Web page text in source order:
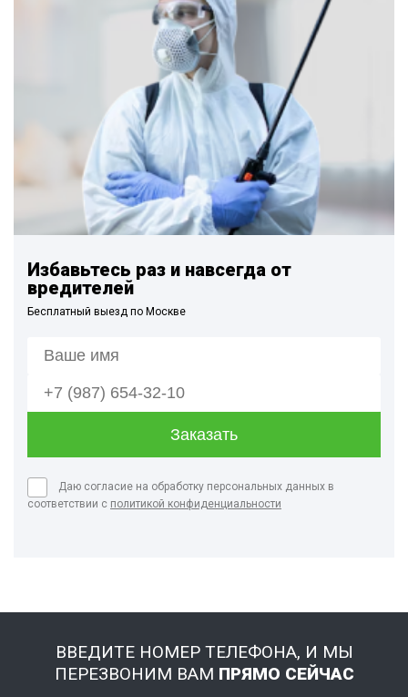
Избавьтесь раз и навсегда от
вредителей
Бесплатный выезд по Москве
Даю согласие на обработку персональных данных в
соответствии с политикой конфиденциальности
ВВЕДИТЕ НОМЕР ТЕЛЕФОНА, И МЫ
ПЕРЕЗВОНИМ ВАМ ПРЯМО СЕЙЧАС